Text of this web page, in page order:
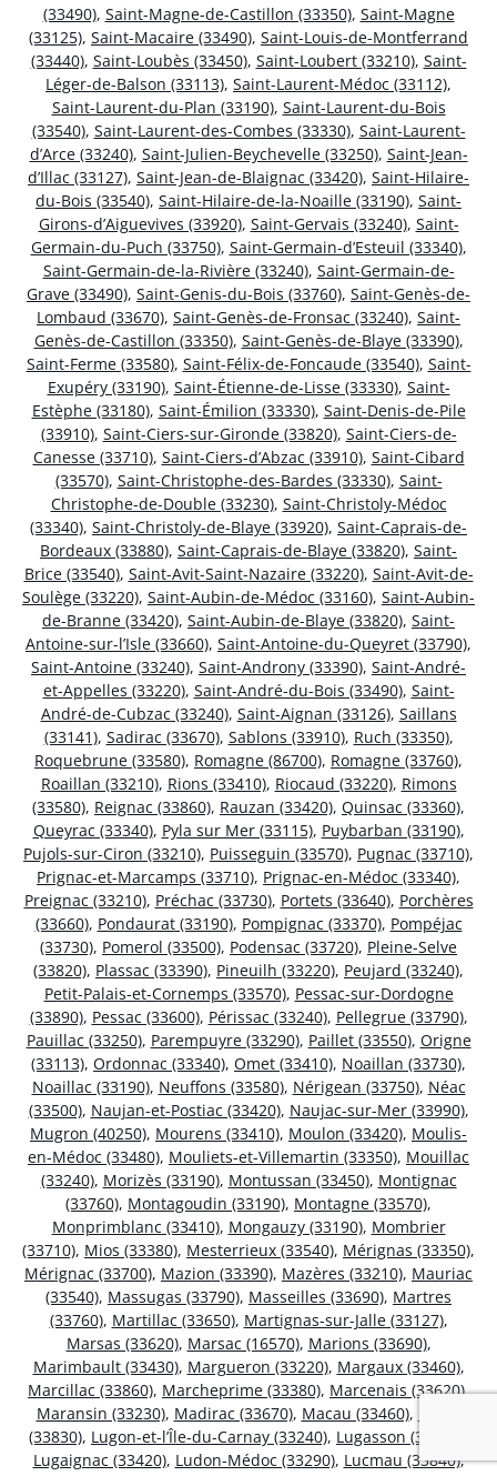
(33490), Saint-Magne-de-Castillon (33350), Saint-Magne
(33125), Saint-Macaire (33490), Saint-Louis-de-Montferrand
(33440), Saint-Loubès (33450), Saint-Loubert (33210), Saint-
Léger-de-Balson (33113), Saint-Laurent-Médoc (33112),
Saint-Laurent-du-Plan (33190), Saint-Laurent-du-Bois
(33540), Saint-Laurent-des-Combes (33330), Saint-Laurent-
d’Arce (33240), Saint-Julien-Beychevelle (33250), Saint-Jean-
d’Illac (33127), Saint-Jean-de-Blaignac (33420), Saint-Hilaire-
du-Bois (33540), Saint-Hilaire-de-la-Noaille (33190), Saint-
Girons-d’Aiguevives (33920), Saint-Gervais (33240), Saint-
Germain-du-Puch (33750), Saint-Germain-d’Esteuil (33340),
Saint-Germain-de-la-Rivière (33240), Saint-Germain-de-
Grave (33490), Saint-Genis-du-Bois (33760), Saint-Genès-de-
Lombaud (33670), Saint-Genès-de-Fronsac (33240), Saint-
Genès-de-Castillon (33350), Saint-Genès-de-Blaye (33390),
Saint-Ferme (33580), Saint-Félix-de-Foncaude (33540), Saint-
Exupéry (33190), Saint-Étienne-de-Lisse (33330), Saint-
Estèphe (33180), Saint-Émilion (33330), Saint-Denis-de-Pile
(33910), Saint-Ciers-sur-Gironde (33820), Saint-Ciers-de-
Canesse (33710), Saint-Ciers-d’Abzac (33910), Saint-Cibard
(33570), Saint-Christophe-des-Bardes (33330), Saint-
Christophe-de-Double (33230), Saint-Christoly-Médoc
(33340), Saint-Christoly-de-Blaye (33920), Saint-Caprais-de-
Bordeaux (33880), Saint-Caprais-de-Blaye (33820), Saint-
Brice (33540), Saint-Avit-Saint-Nazaire (33220), Saint-Avit-de-
Soulège (33220), Saint-Aubin-de-Médoc (33160), Saint-Aubin-
de-Branne (33420), Saint-Aubin-de-Blaye (33820), Saint-
Antoine-sur-l’Isle (33660), Saint-Antoine-du-Queyret (33790),
Saint-Antoine (33240), Saint-Androny (33390), Saint-André-
et-Appelles (33220), Saint-André-du-Bois (33490), Saint-
André-de-Cubzac (33240), Saint-Aignan (33126), Saillans
(33141), Sadirac (33670), Sablons (33910), Ruch (33350),
Roquebrune (33580), Romagne (86700), Romagne (33760),
Roaillan (33210), Rions (33410), Riocaud (33220), Rimons
(33580), Reignac (33860), Rauzan (33420), Quinsac (33360),
Queyrac (33340), Pyla sur Mer (33115), Puybarban (33190),
Pujols-sur-Ciron (33210), Puisseguin (33570), Pugnac (33710),
Prignac-et-Marcamps (33710), Prignac-en-Médoc (33340),
Preignac (33210), Préchac (33730), Portets (33640), Porchères
(33660), Pondaurat (33190), Pompignac (33370), Pompéjac
(33730), Pomerol (33500), Podensac (33720), Pleine-Selve
(33820), Plassac (33390), Pineuilh (33220), Peujard (33240),
Petit-Palais-et-Cornemps (33570), Pessac-sur-Dordogne
(33890), Pessac (33600), Périssac (33240), Pellegrue (33790),
Pauillac (33250), Parempuyre (33290), Paillet (33550), Origne
(33113), Ordonnac (33340), Omet (33410), Noaillan (33730),
Noaillac (33190), Neuffons (33580), Nérigean (33750), Néac
(33500), Naujan-et-Postiac (33420), Naujac-sur-Mer (33990),
Mugron (40250), Mourens (33410), Moulon (33420), Moulis-
en-Médoc (33480), Mouliets-et-Villemartin (33350), Mouillac
(33240), Morizès (33190), Montussan (33450), Montignac
(33760), Montagoudin (33190), Montagne (33570),
Monprimblanc (33410), Mongauzy (33190), Mombrier
(33710), Mios (33380), Mesterrieux (33540), Mérignas (33350),
Mérignac (33700), Mazion (33390), Mazères (33210), Mauriac
(33540), Massugas (33790), Masseilles (33690), Martres
(33760), Martillac (33650), Martignas-sur-Jalle (33127),
Marsas (33620), Marsac (16570), Marions (33690),
Marimbault (33430), Margueron (33220), Margaux (33460),
Marcillac (33860), Marcheprime (33380), Marcenais (33620),
Maransin (33230), Madirac (33670), Macau (33460),
(33830), Lugon-et-l’Île-du-Carnay (33240), Lugasson (33760)
Lugaignac (33420), Ludon-Médoc (33290), Lucmau (33840),